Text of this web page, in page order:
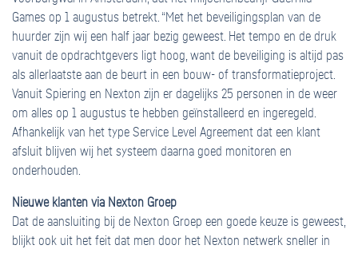
Games op 1 augustus betrekt. “Met het beveiligingsplan van de
huurder zijn wij een half jaar bezig geweest. Het tempo en de druk
vanuit de opdrachtgevers ligt hoog, want de beveiliging is altijd pas
als allerlaatste aan de beurt in een bouw- of transformatieproject.
Vanuit Spiering en Nexton zijn er dagelijks 25 personen in de weer
om alles op 1 augustus te hebben geïnstalleerd en ingeregeld.
Afhankelijk van het type Service Level Agreement dat een klant
afsluit blijven wij het systeem daarna goed monitoren en
onderhouden.
Nieuwe klanten via Nexton Groep
Dat de aansluiting bij de Nexton Groep een goede keuze is geweest,
blijkt ook uit het feit dat men door het Nexton netwerk sneller in